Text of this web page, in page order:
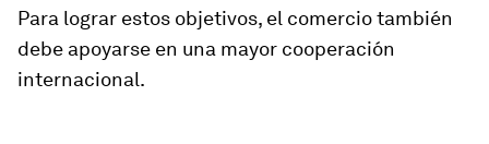
Para lograr estos objetivos, el comercio también
debe apoyarse en una mayor cooperación
internacional.